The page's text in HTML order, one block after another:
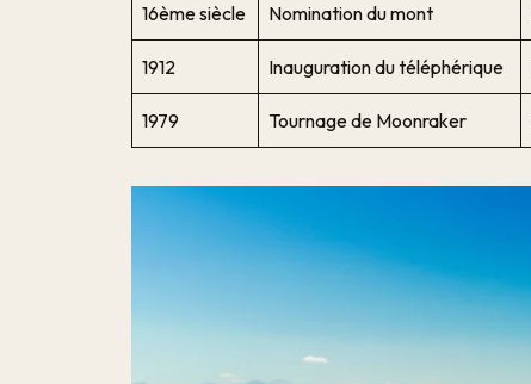
16ème siècle Nomination du mont
1912 Inauguration du téléphérique
1979 Tournage de Moonraker